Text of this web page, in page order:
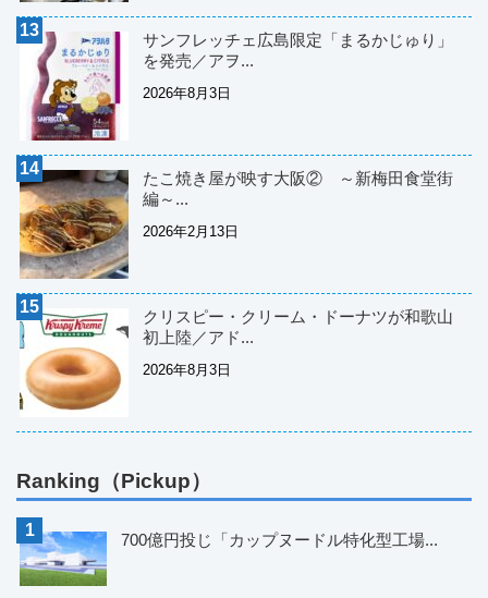
サンフレッチェ広島限定「まるかじゅり」
を発売／アヲ...
2026年8月3日
たこ焼き屋が映す大阪② ～新梅田食堂街
編～...
2026年2月13日
クリスピー・クリーム・ドーナツが和歌山
初上陸／アド...
2026年8月3日
Ranking（Pickup）
700億円投じ「カップヌードル特化型工場...